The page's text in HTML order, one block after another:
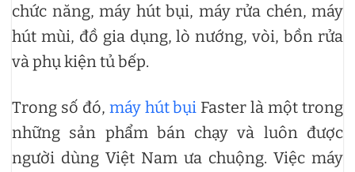
chức năng, máy hút bụi, máy rửa chén, máy
hút mùi, đồ gia dụng, lò nướng, vòi, bồn rửa
và phụ kiện tủ bếp.
Trong số đó, máy hút bụi Faster là một trong
những sản phẩm bán chạy và luôn được
người dùng Việt Nam ưa chuộng. Việc máy